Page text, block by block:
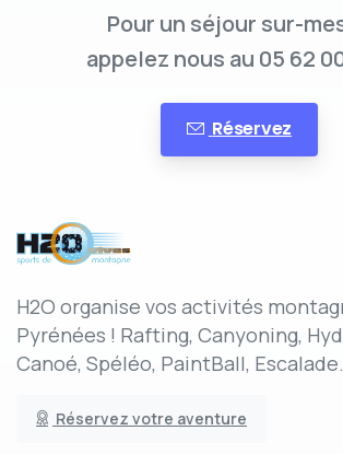
Pour un séjour sur-
appelez nous au 05 62
Réservez
H2O organise vos activités
Pyrénées ! Rafting, Canyoning,
Canoé, Spéléo, PaintBall,
Réservez votre aventure